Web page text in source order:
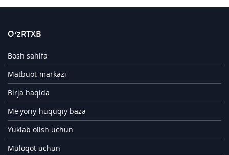
O‘zRTXB
Bosh sahifa
Matbuot-markazi
Birja haqida
Me'yoriy-huquqiy baza
Yuklab olish uchun
Muloqot uchun